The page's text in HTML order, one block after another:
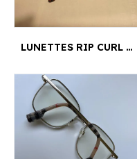
LUNETTES RIP CURL UTX 1.3 - BOA011 48¤18